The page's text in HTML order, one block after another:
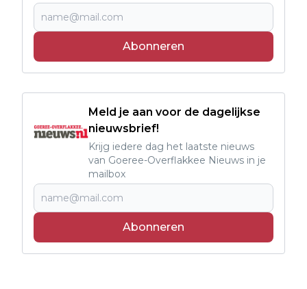
Abonneren
Meld je aan voor de dagelijkse
nieuwsbrief!
Krijg iedere dag het laatste nieuws
van Goeree-Overflakkee Nieuws in je
mailbox
Abonneren